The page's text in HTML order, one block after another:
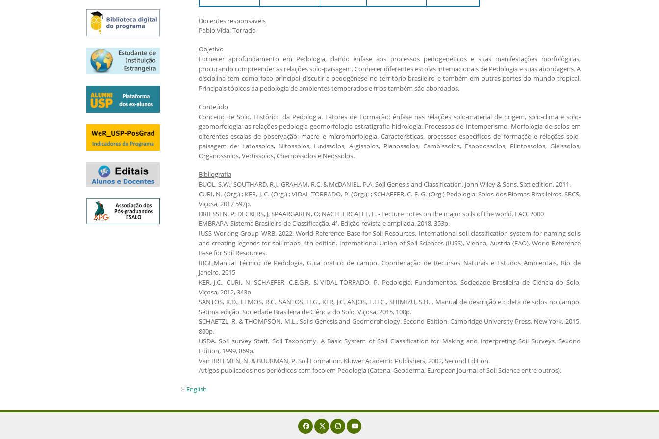
Resultado da seleção
Docentes responsáveis
Pablo Vidal Torrado
Objetivo
Fornecer aprofundamento em Pedologia, dando ênfase aos processos pedogenéticos e suas manifestações morfológicas,
procurando compreender as relações solo-paisagem. Conhecer diferentes escolas internacionais de Pedologia e suas abordagens. A
disciplina tem como foco principal discutir a pedogênese no território brasileiro e também em outras partes do mundo tropical.
Principais tópicos da pedologia de ambientes temperados e frios também são abordados.
Conteúdo
Conceito de Solo. Histórico da Pedologia. Fatores de Formação: ênfase nas relações solo-material de origem, solo-clima e solo-
geomorfologia; as relações pedologia-geomorfologia-estratigrafia-hidrologia. Processos de Intemperismo. Morfologia de solos em
diferentes escalas de observação: macro e micromorfologia. Características, processos específicos de formação e relações solo-
paisagem de: Latossolos, Nitossolos, Luvissolos, Argissolos, Planossolos, Cambissolos, Espodossolos, Plintossolos, Gleissolos,
Organossolos, Vertissolos, Chernossolos e Neossolos.
Bibliografia
BUOL, S.W.; SOUTHARD, R.J.; GRAHAM, R.C. & McDANIEL, P.A. Soil Genesis and Classification. John Wiley & Sons. Sixt edition. 2011.
CURI, N. (Org.) ; KER, J. C. (Org.) ; VIDAL-TORRADO, P. (Org.); ; SCHAEFER, C. E. G. (Org.) Pedologia: Solos dos Biomas Brasileiros. SBCS,
Viçosa, 2017 597p.
DRIESSEN, P; DECKERS, J; SPAARGAREN, O; NACHTERGAELE, F. - Lecture notes on the major soils of the world. FAO, 2000
EMBRAPA, Sistema Brasileiro de Classificação. 4ª. Edição revista e ampliada. 2018. 353p.
IUSS Working Group WRB. 2022. World Reference Base for Soil Resources. International soil classification system for naming soils
and creating legends for soil maps. 4th edition. International Union of Soil Sciences (IUSS), Vienna, Austria (FAO). World Reference
Base for Soil Resources.
IBGE,Manual Técnico de Pedologia, Guia pratico de campo. Coordenação de Recursos Naturais e Estudos Ambientais. Rio de
Janeiro, 2015
KER, J.C., CURI, N. SCHAEFER, C.E.G.R. & VIDAL-TORRADO, P. Pedologia, Fundamentos. Sociedade Brasileira de Ciência do Solo,
Viçosa, 2012, 343p
SANTOS, R.D., LEMOS, R.C., SANTOS, H.G., KER, J.C. ANJOS, L.H.C., SHIMIZU, S.H. . Manual de descrição e coleta de solos no campo.
Sétima edição. Sociedade Brasileira de Ciência do Solo, Viçosa, 2015, 100p.
SCHAETZL, R. & THOMPSON, M.L.. Soils Genesis and Geomorphology. Second Edition. Cambridge University Press. New York, 2015.
800p.
USDA. Soil survey Staff. Soil Taxonomy. A Basic System of Soil Classification for Making and Interpreting Soil Surveys. Sexond
Edition, 1999, 869p.
Van BREEMEN, N. & BUURMAN, P. Soil Formation. Kluwer Academic Publishers, 2002, Second Edition.
Artigos publicados nos periódicos com foco em Pedologia (Catena, Geoderma, European Journal of Soil Science entre outros).
English